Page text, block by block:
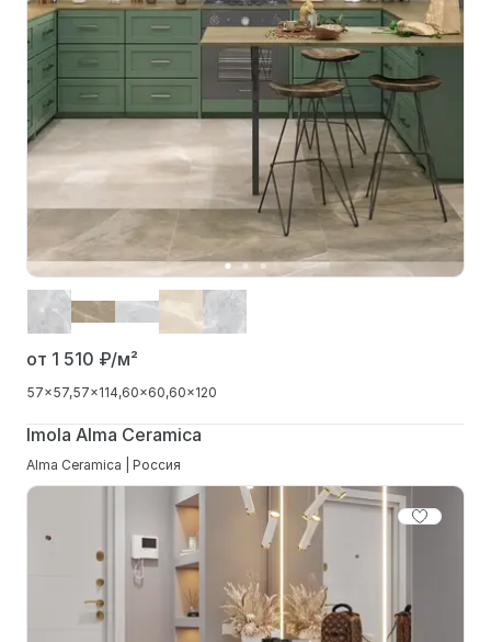
от 1 510 ₽/м²
57x57 57x114 60x60 60x120
Imola Alma Ceramica
Alma Ceramica | Россия